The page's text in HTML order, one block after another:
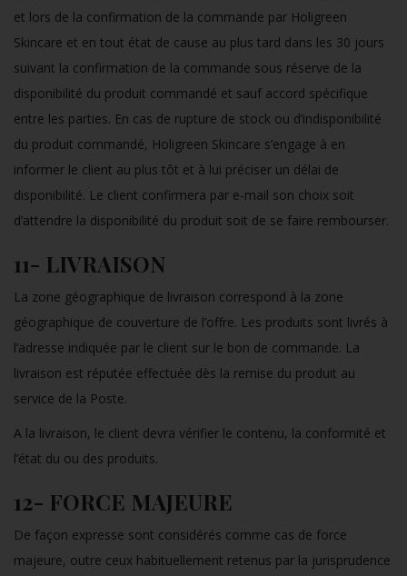
et lors de la confirmation de la commande par Holigreen
Skincare et en tout état de cause au plus tard dans les 30 jours
suivant la confirmation de la commande sous réserve de la
disponibilité du produit commandé et sauf accord spécifique
entre les parties. En cas de rupture de stock ou d’indisponibilité
du produit commandé, Holigreen Skincare s’engage à en
informer le client au plus tôt et à lui préciser un délai de
disponibilité. Le client confirmera par e-mail son choix soit
d’attendre la disponibilité du produit soit de se faire rembourser.
11- LIVRAISON
La zone géographique de livraison correspond à la zone
géographique de couverture de l’offre. Les produits sont livrés à
l’adresse indiquée par le client sur le bon de commande. La
livraison est réputée effectuée dès la remise du produit au
service de la Poste.
A la livraison, le client devra vérifier le contenu, la conformité et
l’état du ou des produits.
12- FORCE MAJEURE
De façon expresse sont considérés comme cas de force
majeure, outre ceux habituellement retenus par la jurisprudence